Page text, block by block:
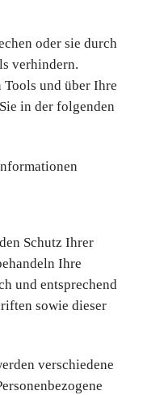
oder sie durch
verhindern.
und über Ihre
in der folgenden
Schutz Ihrer
Ihre
und entsprechend
sowie dieser
verschiedene